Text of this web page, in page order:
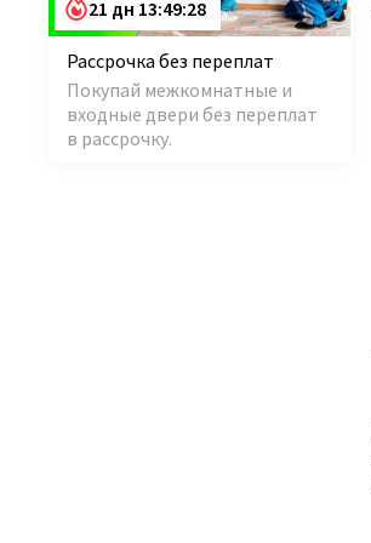
эмалекс белый 0
ясень перламутровый
ясень светлый
ясень серебристый 15
ясень тёмный
21 дн 13:49:27
Рассрочка без переплат
Покупай межкомнатные и
входные двери без переплат
в рассрочку.